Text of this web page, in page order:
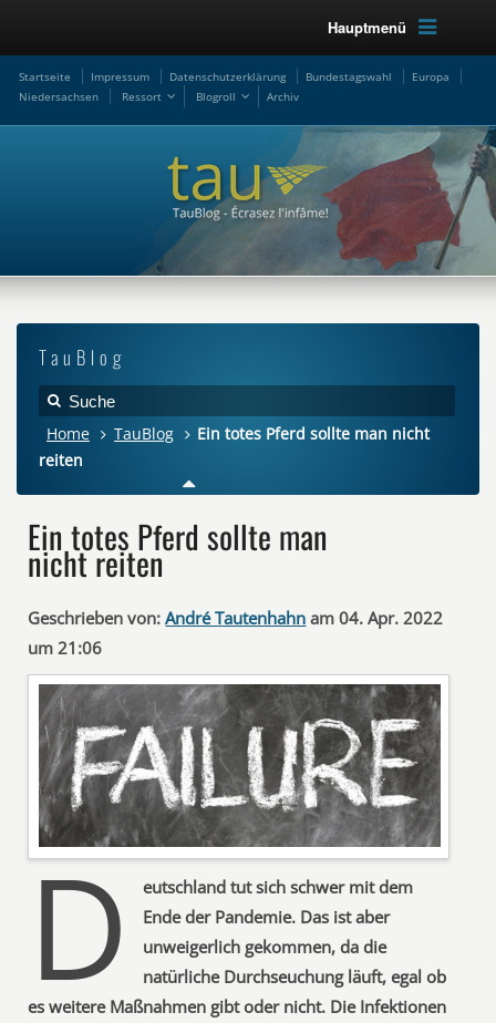
Hauptmenü
Startseite Impressum Datenschutzerklärung Bundestagswahl
Europa
Niedersachsen
Ressort Blogroll Archiv
TauBlog
Home TauBlog
Ein totes Pferd sollte man nicht
reiten
Ein totes Pferd sollte man
nicht reiten
Geschrieben von: André Tautenhahn am 04. Apr. 2022
um 21:06
D
eutschland tut sich schwer mit dem
Ende der Pandemie. Das ist aber
unweigerlich gekommen, da die
natürliche Durchseuchung läuft, egal ob
es weitere Maßnahmen gibt oder nicht. Die Infektionen